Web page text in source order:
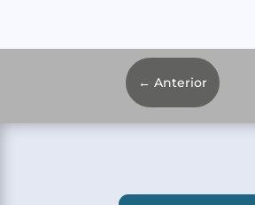
← Anterior